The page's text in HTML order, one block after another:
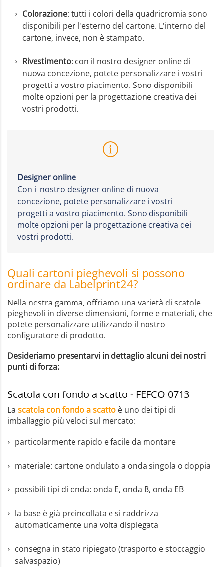
Colorazione: tutti i colori della quadricromia sono
disponibili per l'esterno del cartone. L'interno del
cartone, invece, non è stampato.
Rivestimento: con il nostro designer online di
nuova concezione, potete personalizzare i vostri
progetti a vostro piacimento. Sono disponibili
molte opzioni per la progettazione creativa dei
vostri prodotti.
Designer online
Con il nostro designer online di nuova
concezione, potete personalizzare i vostri
progetti a vostro piacimento. Sono disponibili
molte opzioni per la progettazione creativa dei
vostri prodotti.
Quali cartoni pieghevoli si possono
ordinare da Labelprint24?
Nella nostra gamma, offriamo una varietà di scatole
pieghevoli in diverse dimensioni, forme e materiali, che
potete personalizzare utilizzando il nostro
configuratore di prodotto.
Desideriamo presentarvi in dettaglio alcuni dei nostri
punti di forza:
Scatola con fondo a scatto - FEFCO 0713
La scatola con fondo a scatto è uno dei tipi di
imballaggio più veloci sul mercato:
particolarmente rapido e facile da montare
materiale: cartone ondulato a onda singola o doppia
possibili tipi di onda: onda E, onda B, onda EB
la base è già preincollata e si raddrizza
automaticamente una volta dispiegata
consegna in stato ripiegato (trasporto e stoccaggio
salvaspazio)